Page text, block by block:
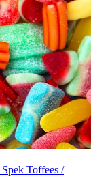
Spek Toffees /